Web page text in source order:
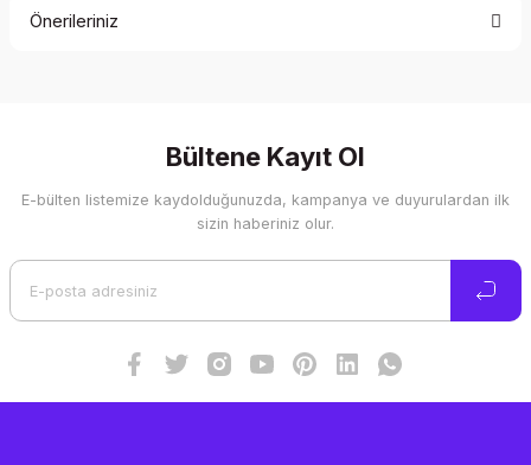
Önerileriniz
Görüş ve önerileriniz için teşekkür ederiz.
Ürün resmi kalitesiz, bozuk veya görüntülenemiyor.
Bültene Kayıt Ol
E-bülten listemize kaydolduğunuzda, kampanya ve duyurulardan ilk
sizin haberiniz olur.